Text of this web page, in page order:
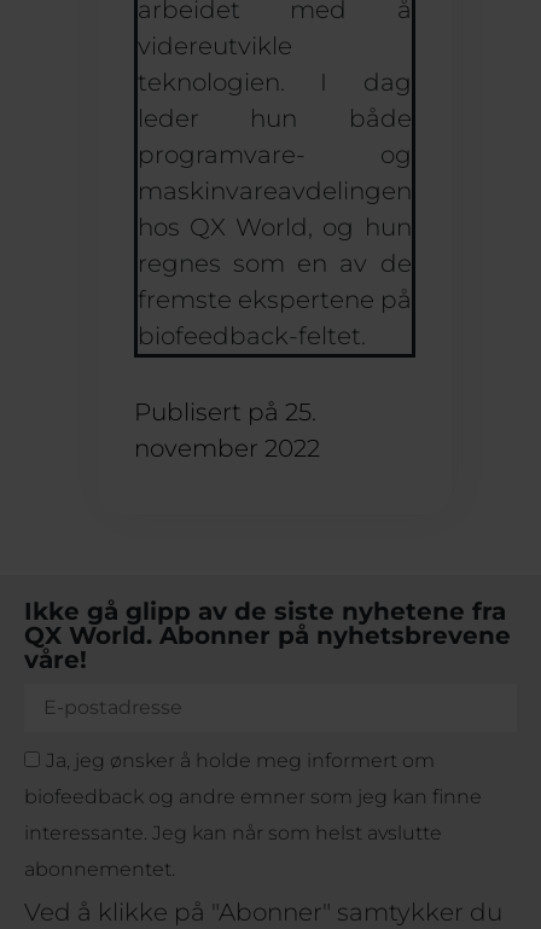
arbeidet med å
videreutvikle
teknologien. I dag
leder hun både
programvare- og
maskinvareavdelingen
hos QX World, og hun
regnes som en av de
fremste ekspertene på
biofeedback-feltet.
Publisert på 25.
november 2022
Ikke gå glipp av de siste nyhetene fra
QX World. Abonner på nyhetsbrevene
våre!
Ja, jeg ønsker å holde meg informert om
biofeedback og andre emner som jeg kan finne
interessante. Jeg kan når som helst avslutte
abonnementet.
Ved å klikke på "Abonner" samtykker du